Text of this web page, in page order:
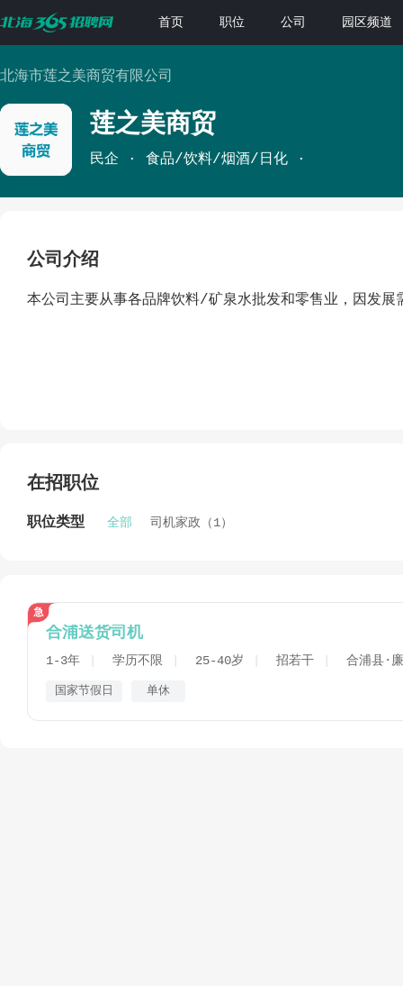
首页 职位 公司 园区频道
北海市莲之美商贸有限公司
莲之美商贸
民企 食品/饮料/烟酒/日化
公司介绍
本公司主要从事各品牌饮料/矿泉水批发和零售业，因发展
在招职位
职位类型 全部 司机家政（1）
合浦送货司机
1-3年 学历不限 25-40岁 招若干 合浦县·
国家节假日 单休